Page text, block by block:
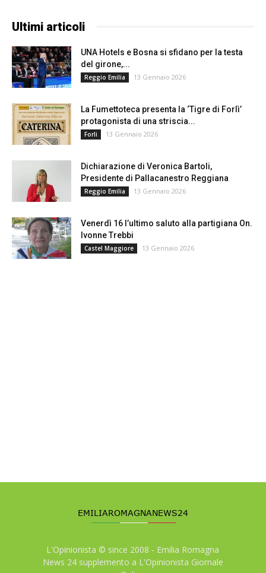
Ultimi articoli
UNA Hotels e Bosna si sfidano per la testa
del girone,...
Reggio Emilia 13 Gennaio 2026
La Fumettoteca presenta la ‘Tigre di Forlì’
protagonista di una striscia...
Forli 13 Gennaio 2026
Dichiarazione di Veronica Bartoli,
Presidente di Pallacanestro Reggiana
Reggio Emilia 13 Gennaio 2026
Venerdì 16 l’ultimo saluto alla partigiana On.
Ivonne Trebbi
Castel Maggiore 13 Gennaio 2026
L'Opinionista © since 2008 - Emilia Romagna
News 24 supplemento a L'Opinionista Giornale